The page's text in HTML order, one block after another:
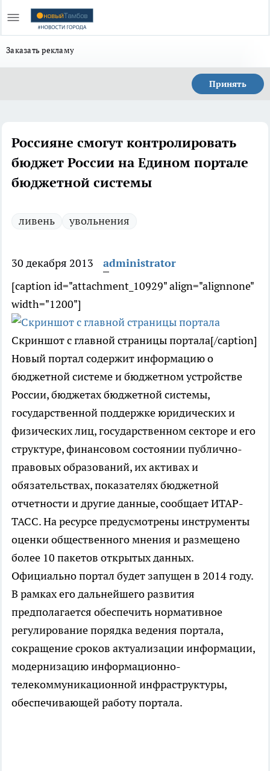
Заказать рекламу
Принять
Россияне смогут контролировать
бюджет России на Едином портале
бюджетной системы
ливень увольнения
30 декабря 2013
administrator
[caption id="attachment_10929" align="alignnone"
width="1200"]
Скриншот с главной страницы портала[/caption]
Новый портал содержит информацию о
бюджетной системе и бюджетном устройстве
России, бюджетах бюджетной системы,
государственной поддержке юридических и
физических лиц, государственном секторе и его
структуре, финансовом состоянии публично-
правовых образований, их активах и
обязательствах, показателях бюджетной
отчетности и другие данные, сообщает ИТАР-
ТАСС. На ресурсе предусмотрены инструменты
оценки общественного мнения и размещено
более 10 пакетов открытых данных.
Официально портал будет запущен в 2014 году.
В рамках его дальнейшего развития
предполагается обеспечить нормативное
регулирование порядка ведения портала,
сокращение сроков актуализации информации,
модернизацию информационно-
телекоммуникационной инфраструктуры,
обеспечивающей работу портала.